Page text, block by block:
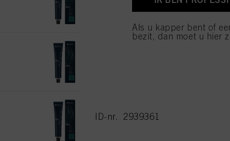
ID-nr. 2939361
Als u kapper bent of
bezit, dan moet u hier
alleen cookies gebruikt